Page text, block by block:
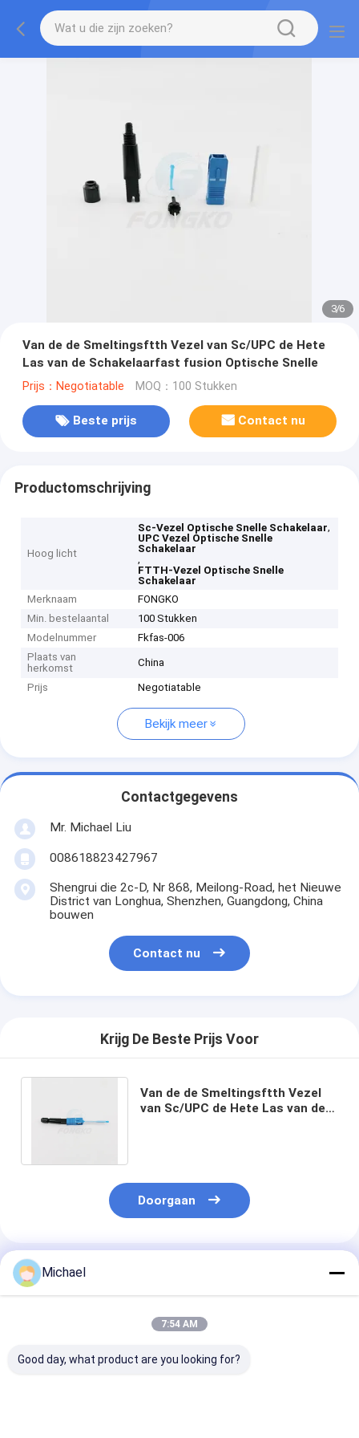
3/6
Van de de Smeltingsftth Vezel van Sc/UPC de Hete
Las van de Schakelaarfast fusion Optische Snelle
Prijs：Negotiatable MOQ：100 Stukken
Beste prijs Contact nu
Productomschrijving
Hoog licht
Sc-Vezel Optische Snelle Schakelaar,
UPC Vezel Optische Snelle
Schakelaar
,
FTTH-Vezel Optische Snelle
Schakelaar
Merknaam
FONGKO
Min. bestelaantal
100 Stukken
Modelnummer
Fkfas-006
Plaats van
herkomst
China
Prijs Negotiatable
Bekijk meer
Contactgegevens
Mr. Michael Liu
008618823427967
Shengrui die 2c-D, Nr 868, Meilong-Road, het Nieuwe
District van Longhua, Shenzhen, Guangdong, China
bouwen
Contact nu
Krijg De Beste Prijs Voor
Van de de Smeltingsftth Vezel
van Sc/UPC de Hete Las van de
Doorgaan
Geadviseerde Producten
Michael
7:54 AM
Good day, what product are you looking for?